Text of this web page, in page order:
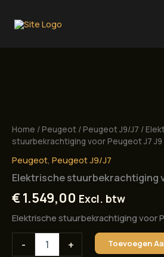
naar
Home /Peugeot /Peugeot J9/J7 /
stuurbekrachtiging voor Peugeot J7 J9
Peugeot, Peugeot J9/J7
Elektrische stuurbekrachtiging
€1.549,00 Excl. btw
Elektrische stuurbekrachtiging voor
-
stuurbekrachtiging
+ Toevoegen